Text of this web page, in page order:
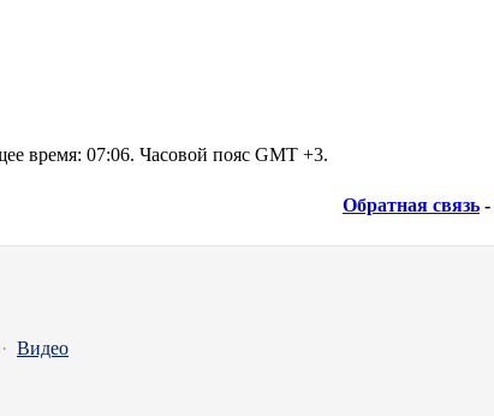
время: 07:06. Часовой пояс GMT +3.
Обратная связь -
· Видео